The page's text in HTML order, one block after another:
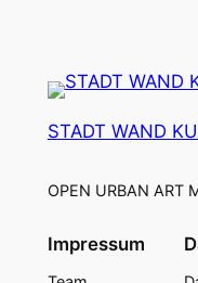
STADT WAND
OPEN URBAN ART
Impressum